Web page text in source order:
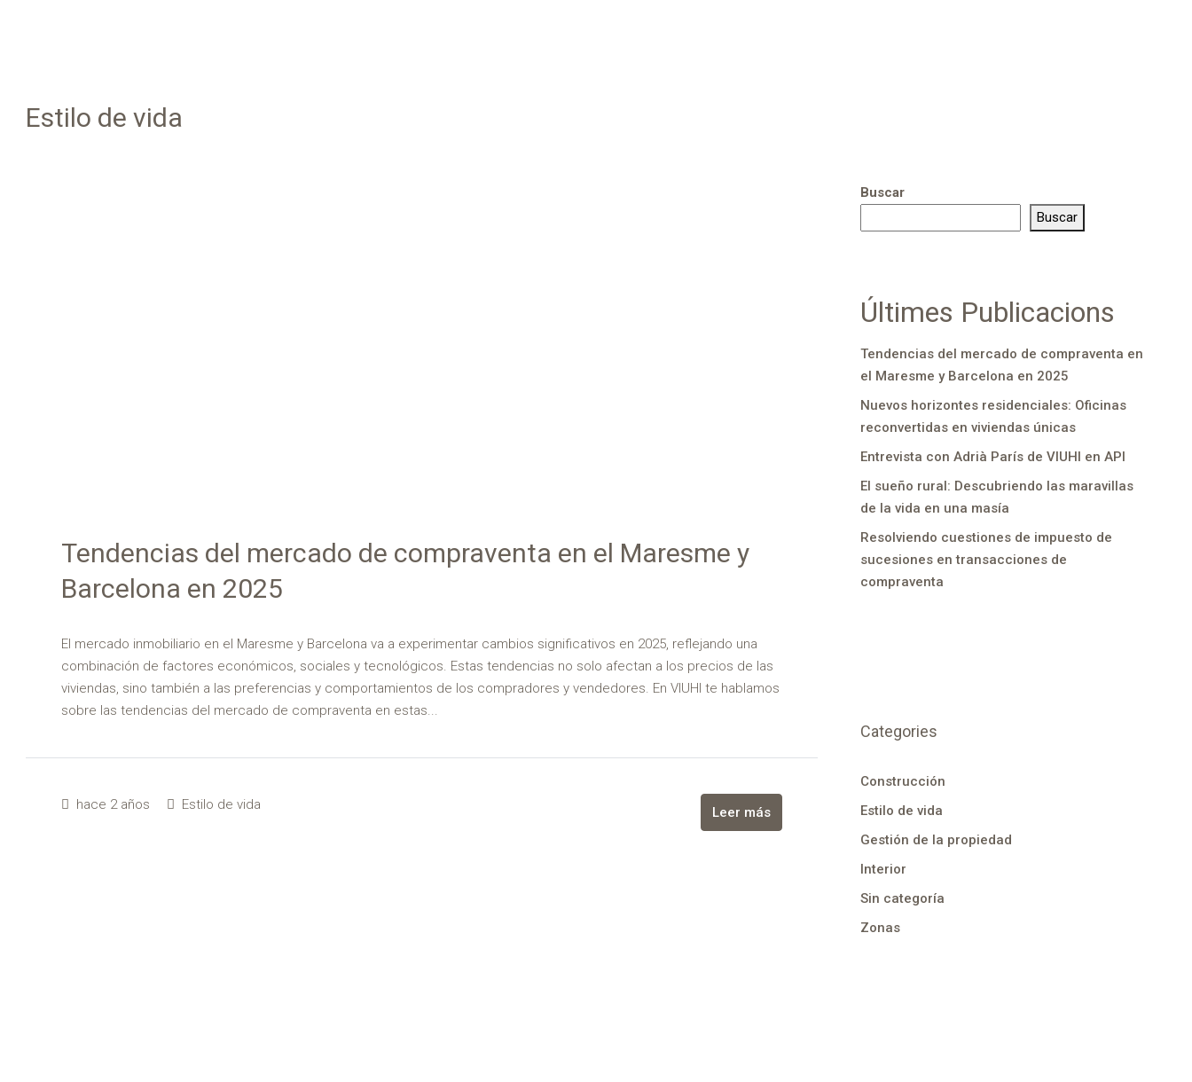
Estilo de vida
Tendencias del mercado de compraventa en el Maresme y
Barcelona en 2025
El mercado inmobiliario en el Maresme y Barcelona va a experimentar cambios significativos en 2025, reflejando una
combinación de factores económicos, sociales y tecnológicos. Estas tendencias no solo afectan a los precios de las
viviendas, sino también a las preferencias y comportamientos de los compradores y vendedores. En VIUHI te hablamos
sobre las tendencias del mercado de compraventa en estas...
hace 2 años Estilo de vida Leer más
Buscar
Buscar
Últimes Publicacions
Tendencias del mercado de compraventa en
el Maresme y Barcelona en 2025
Nuevos horizontes residenciales: Oficinas
reconvertidas en viviendas únicas
Entrevista con Adrià París de VIUHI en API
El sueño rural: Descubriendo las maravillas
de la vida en una masía
Resolviendo cuestiones de impuesto de
sucesiones en transacciones de
compraventa
Categories
Construcción
Estilo de vida
Gestión de la propiedad
Interior
Sin categoría
Zonas